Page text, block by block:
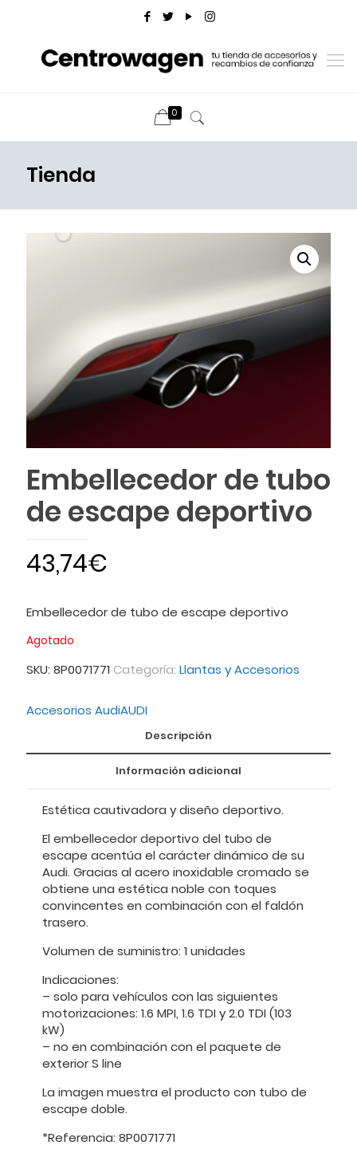
0
Tienda
Embellecedor de tubo
de escape deportivo
43,74€
Embellecedor de tubo de escape deportivo
Agotado
SKU: 8P0071771 Categoría: Llantas y Accesorios
Accesorios AudiAUDI
Descripción
Información adicional
Estética cautivadora y diseño deportivo.
El embellecedor deportivo del tubo de
escape acentúa el carácter dinámico de su
Audi. Gracias al acero inoxidable cromado se
obtiene una estética noble con toques
convincentes en combinación con el faldón
trasero.
Volumen de suministro: 1 unidades
Indicaciones:
– solo para vehículos con las siguientes
motorizaciones: 1.6 MPI, 1.6 TDI y 2.0 TDI (103
kW)
– no en combinación con el paquete de
exterior S line
La imagen muestra el producto con tubo de
escape doble.
*Referencia: 8P0071771